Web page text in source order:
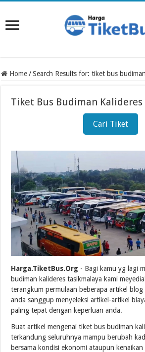
Home / Search Results for: tiket bus
Tiket Bus Budiman Kalideres
Cari Tiket
Harga.TiketBus.Org - Bagi kamu yg lagi
budiman kalideres tasikmalaya kami
terangkum permulaan beberapa artikel
anda sanggup menyeleksi artikel-artikel
paling tepat dengan keperluan anda.
Buat artikel mengenai tiket bus budiman
terkandung seluruhnya mampu berubah
bersama kondisi ekonomi ataupun